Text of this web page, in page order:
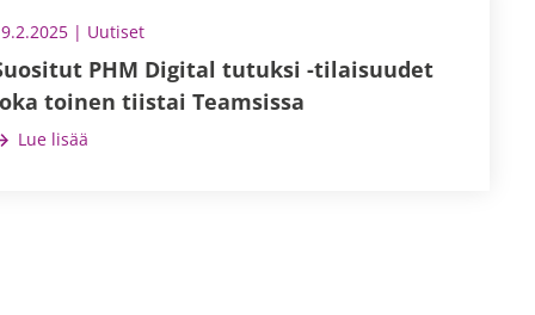
| Uutiset
PHM Digital tutuksi -tilaisuudet
toinen tiistai Teamsissa
Lue lisää